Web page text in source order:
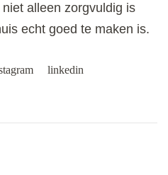
alleen zorgvuldig is
echt goed te maken is.
linkedin